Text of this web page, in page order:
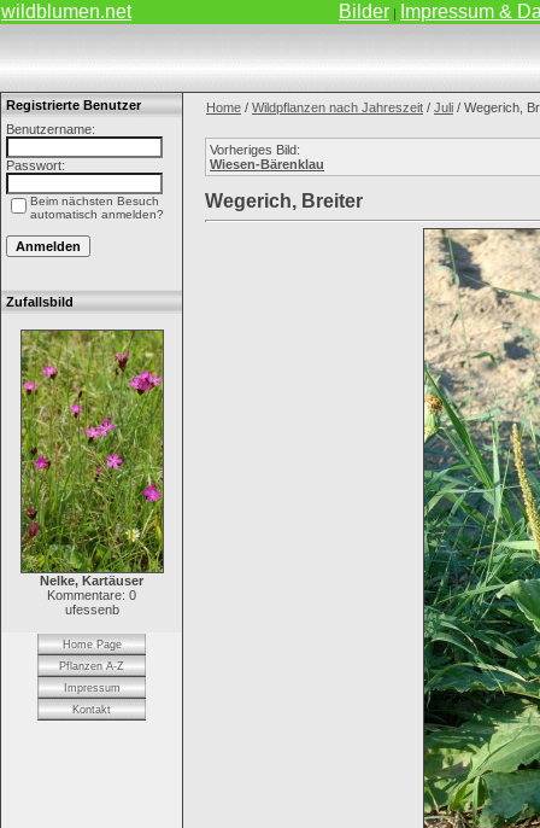
wildblumen.net Bilder | Impressum &
Registrierte Benutzer
Benutzername:
Passwort:
Beim nächsten Besuch
automatisch anmelden?
Zufallsbild
Nelke, Kartäuser
Kommentare: 0
ufessenb
Home Page
Pflanzen A-Z
Impressum
Kontakt
Home / Wildpflanzen nach Jahreszeit / Juli / Wegerich,
Vorheriges Bild:
Wiesen-Bärenklau
Wegerich, Breiter